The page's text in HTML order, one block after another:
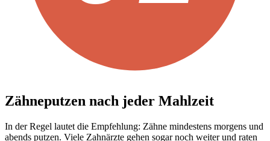
Zähneputzen nach jeder Mahlzeit
In der Regel lautet die Empfehlung: Zähne mindestens morgens und
abends putzen. Viele Zahnärzte gehen sogar noch weiter und raten